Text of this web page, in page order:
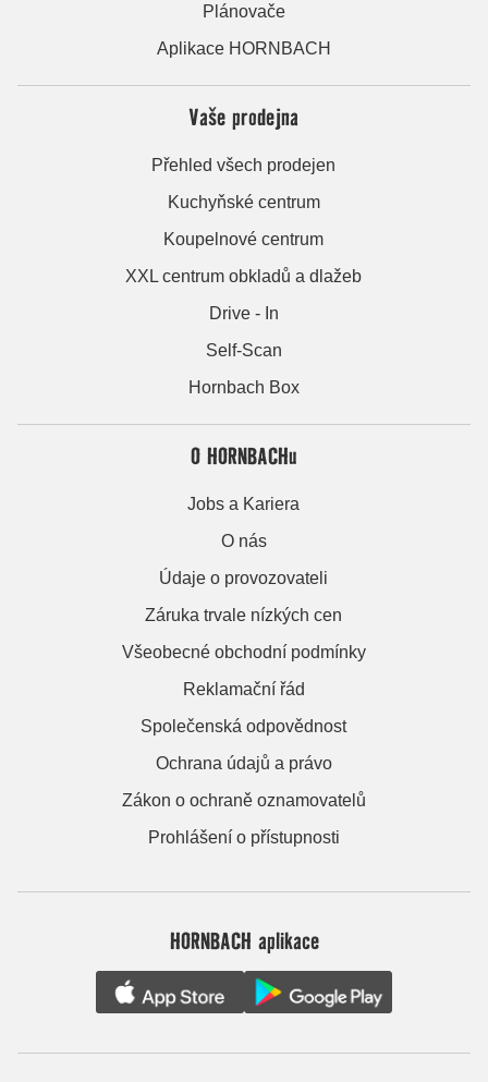
Plánovače
Aplikace HORNBACH
Vaše prodejna
Přehled všech prodejen
Kuchyňské centrum
Koupelnové centrum
XXL centrum obkladů a dlažeb
Drive - In
Self-Scan
Hornbach Box
O HORNBACHu
Jobs a Kariera
O nás
Údaje o provozovateli
Záruka trvale nízkých cen
Všeobecné obchodní podmínky
Reklamační řád
Společenská odpovědnost
Ochrana údajů a právo
Zákon o ochraně oznamovatelů
Prohlášení o přístupnosti
HORNBACH aplikace